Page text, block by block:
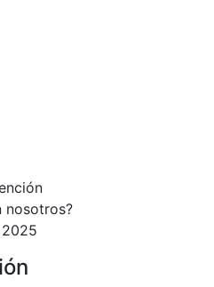
nosotros?